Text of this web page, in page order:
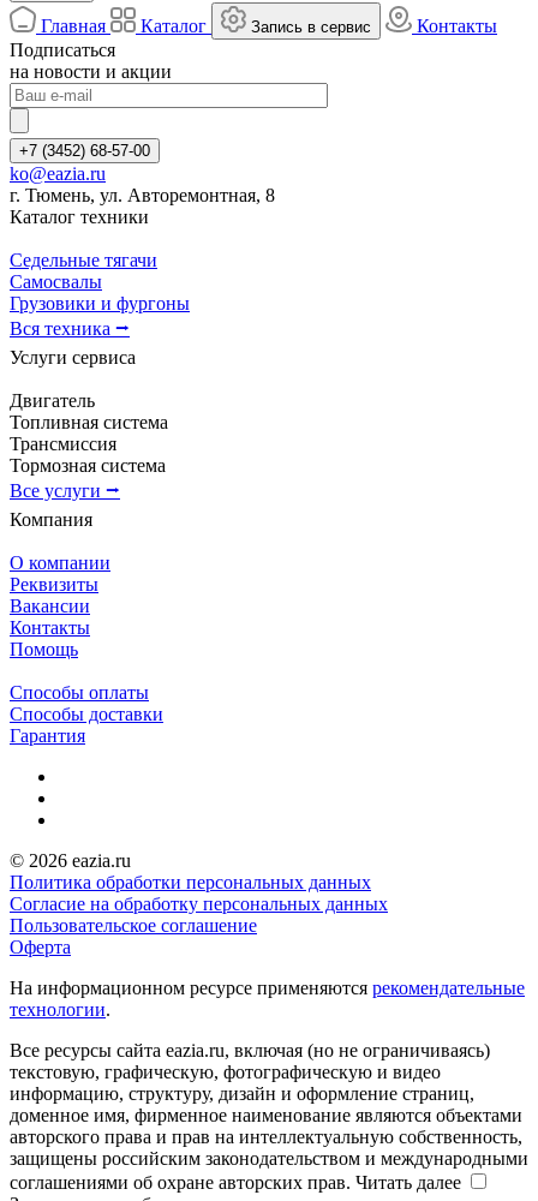
Главная Каталог Запись в сервис
Контакты
Подписаться
на новости и акции
+7 (3452) 68-57-00
ko@eazia.ru
г. Тюмень, ул. Авторемонтная, 8
Каталог техники
Седельные тягачи
Самосвалы
Грузовики и фургоны
Вся техника ⭢
Услуги сервиса
Двигатель
Топливная система
Трансмиссия
Тормозная система
Все услуги ⭢
Компания
О компании
Реквизиты
Вакансии
Контакты
Помощь
Способы оплаты
Способы доставки
Гарантия
© 2026 eazia.ru
Политика обработки персональных данных
Согласие на обработку персональных данных
Пользовательское соглашение
Оферта
На информационном ресурсе применяются рекомендательные
технологии.
Все ресурсы сайта eazia.ru, включая (но не ограничиваясь)
текстовую, графическую, фотографическую и видео
информацию, структуру, дизайн и оформление страниц,
доменное имя, фирменное наименование являются объектами
авторского права и прав на интеллектуальную собственность,
защищены российским законодательством и международными
соглашениями об охране авторских прав. Читать далее